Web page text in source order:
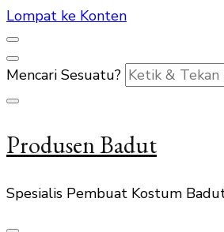
Lompat ke Konten
Mencari Sesuatu?
Produsen Badut
Spesialis Pembuat Kostum